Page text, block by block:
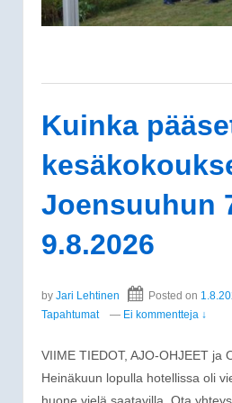
Kuinka
Joensuuhun
9.8.2026
by Jari Lehtinen Posted on
Tapahtumat
— Ei kommentteja ↓
VIIME TIEDOT, AJO-OHJEET ja
Heinäkuun lopulla hotellissa oli